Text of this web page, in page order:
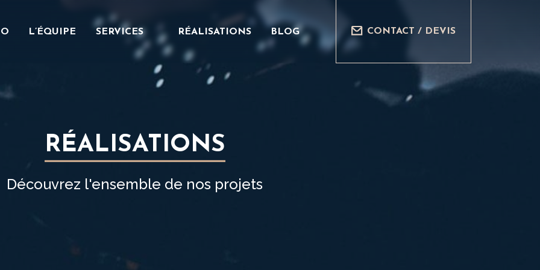
L’ÉQUIPE SERVICES RÉALISATIONS BLOG CONTACT / DEVIS
RÉALISATIONS
Découvrez l'ensemble de nos projets